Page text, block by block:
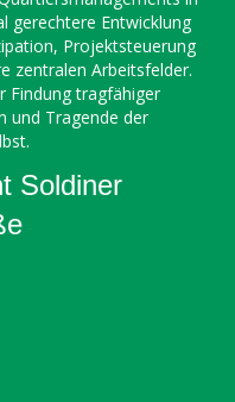
gerechtere Entwicklung
Projektsteuerung
zentralen Arbeitsfelder.
Findung tragfähiger
und Tragende der
Soldiner